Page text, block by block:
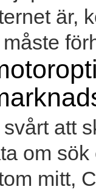
är,
att
om
mitt,